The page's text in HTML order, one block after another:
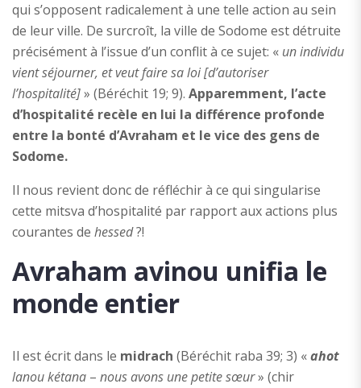
qui s’opposent radicalement à une telle action au sein
de leur ville. De surcroît, la ville de Sodome est détruite
précisément à l’issue d’un conflit à ce sujet: « un individu
vient séjourner, et veut faire sa loi [d’autoriser
l’hospitalité]» (Béréchit 19; 9). Apparemment, l’acte
d’hospitalité recèle en lui la différence profonde
entre la bonté d’Avraham et le vice des gens de
Sodome.
Il nous revient donc de réfléchir à ce qui singularise
cette mitsva d’hospitalité par rapport aux actions plus
courantes de hessed?!
Avraham avinou unifia le
monde entier
Il est écrit dans le midrach (Béréchit raba 39; 3) «ahot
lanou kétana – nous avons une petite sœur» (chir